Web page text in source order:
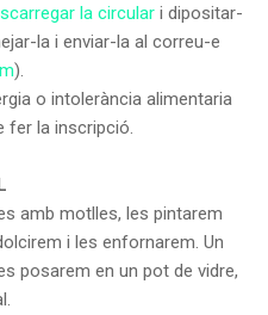
la circular i dipositar-
la i enviar-la al correu-e
).
o intolerància alimentaria
fer la inscripció.
amb motlles, les pintarem
i les enfornarem. Un
posarem en un pot de vidre,